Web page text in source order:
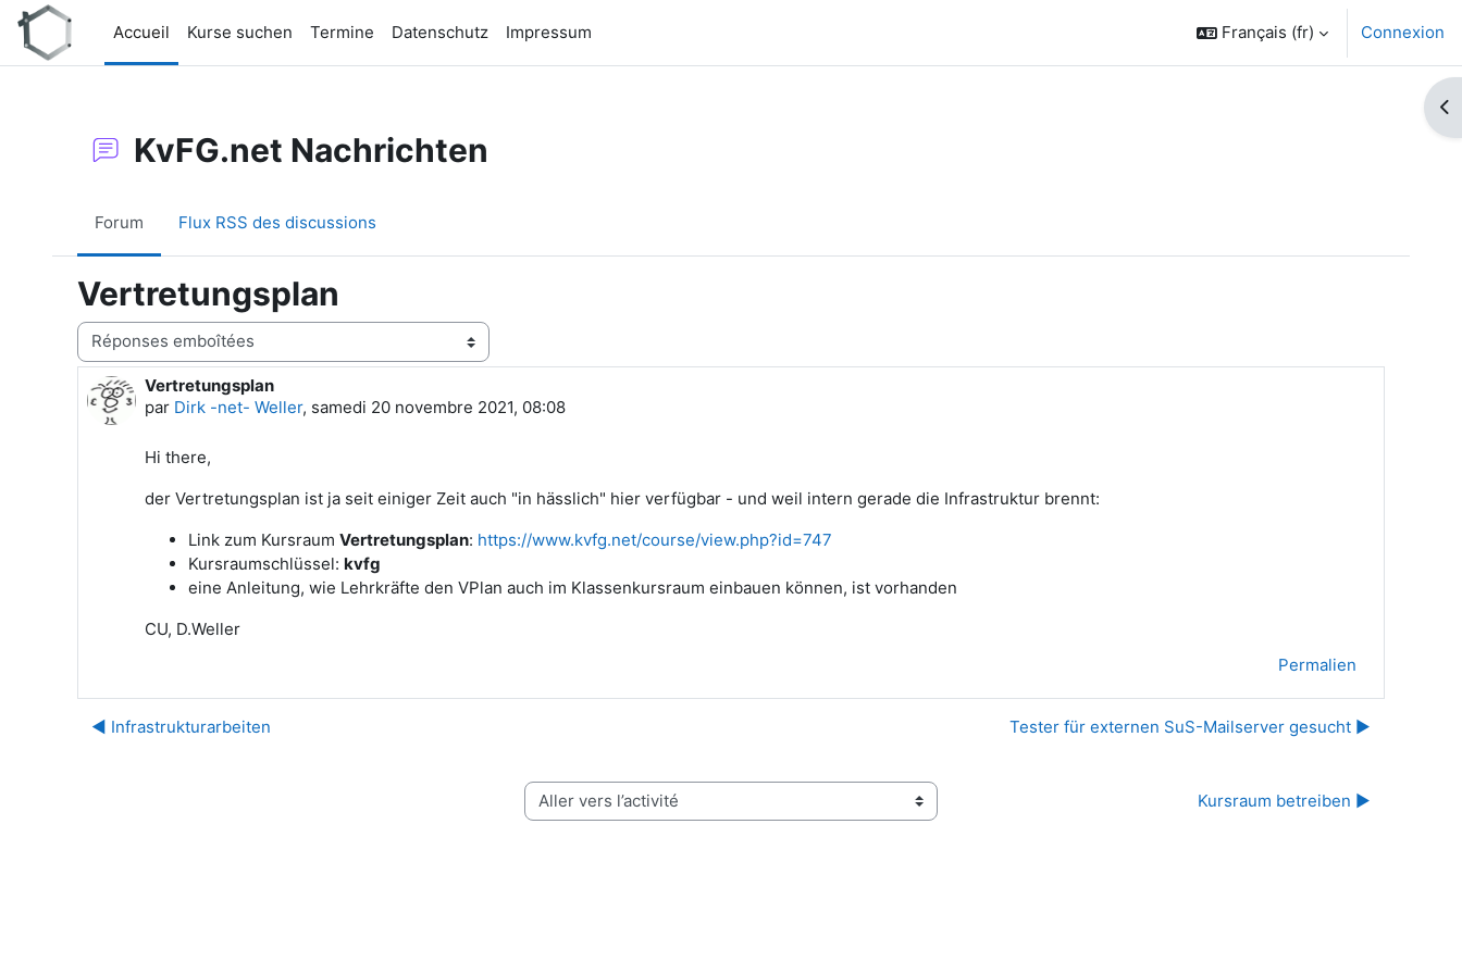
Passer au contenu principal
Accueil
Kurse suchen Termine Datenschutz Impressum Français ‎(fr)‎ Connexion
KvFG.net Nachrichten
Forum Flux RSS des discussions
Vertretungsplan
Type d’affichage
Vertretungsplan
par Dirk -net- Weller, samedi 20 novembre 2021, 08:08
Nombre de réponses : 0
Hi there,
der Vertretungsplan ist ja seit einiger Zeit auch "in hässlich" hier verfügbar - und weil intern gerade die Infrastruktur brennt:
Link zum Kursraum Vertretungsplan: https://www.kvfg.net/course/view.php?id=747
Kursraumschlüssel: kvfg
eine Anleitung, wie Lehrkräfte den VPlan auch im Klassenkursraum einbauen können, ist vorhanden
CU, D.Weller
Permalien
◀︎ Infrastrukturarbeiten Tester für externen SuS-Mailserver gesucht ▶︎
Aller vers l’activité Kursraum betreiben ▶︎